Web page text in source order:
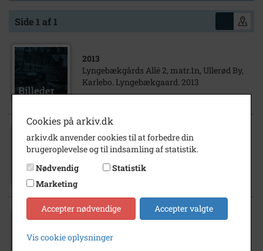
Side 1 af 1
2013
Lyngebækgårds Allé 2, matr.1n, Ullerød By,
Karlebo. Lyngebækgaard. 2013
2013
Lyngebækgårds Allé 2, matr.1n, Ullerød By,
Karlebo. Lyngebækgård, Dam. 2013
1994
Lyngebækgårds Allé 2, matr.1n, Ullerød By,
Cookies på arkiv.dk
arkiv.dk anvender cookies til at forbedre din
brugeroplevelse og til indsamling af statistik.
Nødvendig
Statistik
Marketing
Accepter nødvendige Accepter valgte
Vis cookie oplysninger